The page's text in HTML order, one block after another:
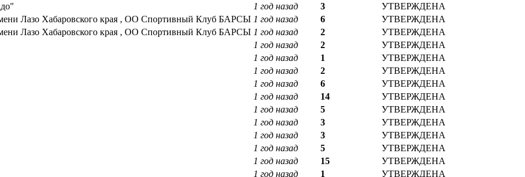
1 год назад 3
УТВЕРЖДЕНА
Хабаровского края , ОО Спортивный Клуб БАРСЫ 1 год назад 6
УТВЕРЖДЕНА
Хабаровского края , ОО Спортивный Клуб БАРСЫ 1 год назад 2
УТВЕРЖДЕНА
1 год назад 2
УТВЕРЖДЕНА
1 год назад 1
УТВЕРЖДЕНА
1 год назад 2
УТВЕРЖДЕНА
1 год назад 6
УТВЕРЖДЕНА
1 год назад 14
УТВЕРЖДЕНА
1 год назад 5
УТВЕРЖДЕНА
1 год назад 3
УТВЕРЖДЕНА
1 год назад 3
УТВЕРЖДЕНА
1 год назад 5
УТВЕРЖДЕНА
1 год назад 15
УТВЕРЖДЕНА
1 год назад 1
УТВЕРЖДЕНА